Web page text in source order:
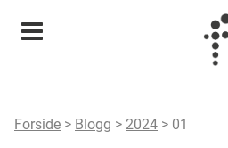
Meny
Forside > Blogg > 2024 > 01